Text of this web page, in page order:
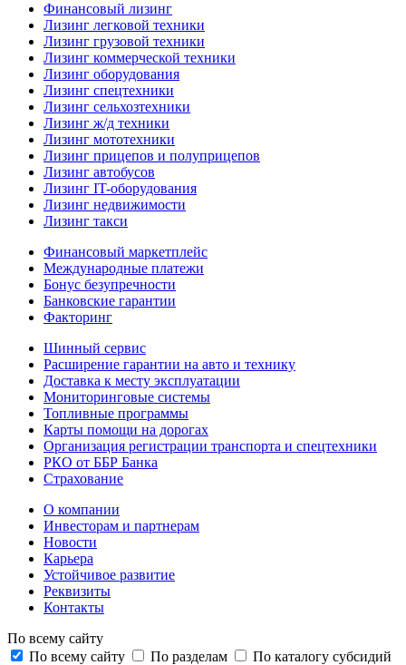
Финансовый лизинг
Лизинг легковой техники
Лизинг грузовой техники
Лизинг коммерческой техники
Лизинг оборудования
Лизинг спецтехники
Лизинг сельхозтехники
Лизинг ж/д техники
Лизинг мототехники
Лизинг прицепов и полуприцепов
Лизинг автобусов
Лизинг IT-оборудования
Лизинг недвижимости
Лизинг такси
Финансовый маркетплейс
Международные платежи
Бонус безупречности
Банковские гарантии
Факторинг
Шинный сервис
Расширение гарантии на авто и технику
Доставка к месту эксплуатации
Мониторинговые системы
Топливные программы
Карты помощи на дорогах
Организация регистрации транспорта и спецтехники
РКО от ББР Банка
Страхование
О компании
Инвесторам и партнерам
Новости
Карьера
Устойчивое развитие
Реквизиты
Контакты
По всему сайту
По всему сайту
По разделам
По каталогу субсидий